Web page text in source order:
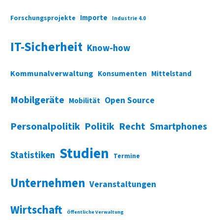
Forschungsprojekte Importe Industrie 4.0
IT-Sicherheit Know-how
Kommunalverwaltung Konsumenten Mittelstand
Mobilgeräte Mobilität Open Source
Personalpolitik Politik Recht Smartphones
Statistiken Studien Termine
Unternehmen Veranstaltungen
Wirtschaft Öffentliche Verwaltung